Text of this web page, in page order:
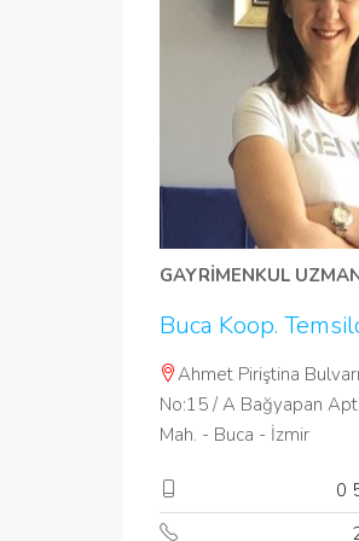
GAYRİMENKUL
Buca Koop.
Ahmet Piriştina
No:15 / A Bağyapan
Mah. - Buca - İzmir
0